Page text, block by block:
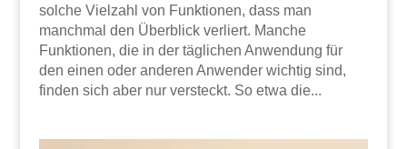
solche Vielzahl von Funktionen, dass man
manchmal den Überblick verliert. Manche
Funktionen, die in der täglichen Anwendung für
den einen oder anderen Anwender wichtig sind,
finden sich aber nur versteckt. So etwa die...